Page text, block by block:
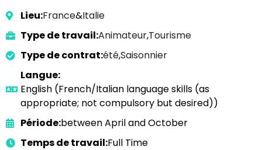
Lieu:France&Italie
Type de travail:Animateur,Tourisme
Type de contrat:été,Saisonnier
Langue:
English (French/Italian language skills (as
appropriate; not compulsory but desired))
Période:between April and October
Temps de travail:Full Time